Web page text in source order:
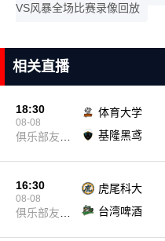
VS风暴全场比赛录像回放
相关直播
18:30
08-08
俱乐部友谊
体育大学
基隆黑鸢
16:30
08-08
俱乐部友谊
虎尾科大
台湾啤酒